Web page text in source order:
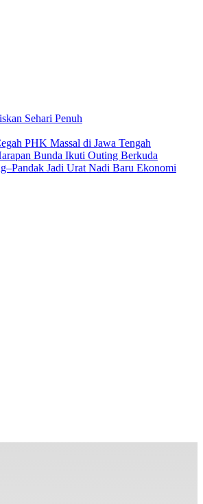
Sehari Penuh
PHK Massal di Jawa Tengah
Bunda Ikuti Outing Berkuda
Jadi Urat Nadi Baru Ekonomi